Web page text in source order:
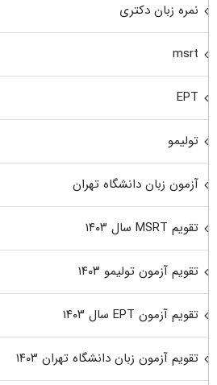
نمره زبان دکتری
msrt
EPT
تولیمو
آزمون زبان دانشگاه تهران
تقویم MSRT سال ۱۴۰۳
تقویم آزمون تولیمو ۱۴۰۳
تقویم آزمون EPT سال ۱۴۰۳
تقویم آزمون زبان دانشگاه تهران ۱۴۰۳